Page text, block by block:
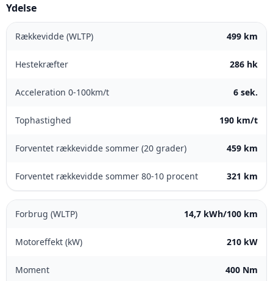
Ydelse
Rækkevidde (WLTP) 499 km
Hestekræfter 286 hk
Acceleration 0-100km/t 6 sek.
Tophastighed 190 km/t
Forventet rækkevidde sommer (20 grader) 459 km
Forventet rækkevidde sommer 80-10 procent 321 km
Forbrug (WLTP) 14,7 kWh/100 km
Motoreffekt (kW) 210 kW
Moment 400 Nm